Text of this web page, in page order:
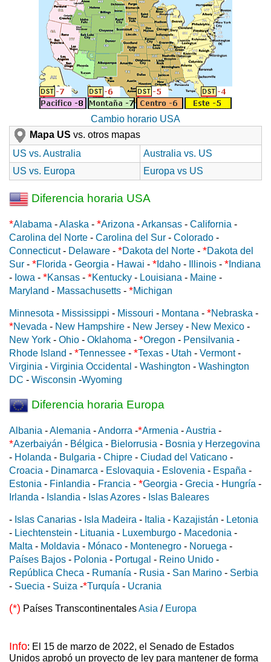
Cambio horario USA
Mapa US vs. otros mapas
US vs. Australia
Australia vs. US
US vs. Europa
Europa vs US
Diferencia horaria USA
*Alabama -Alaska - *Arizona -Arkansas - California -
Carolina del Norte - Carolina del Sur - Colorado -
Connecticut- Delaware - *Dakota del Norte - *Dakota del
Sur - *Florida - Georgia - Hawai - * Idaho - Illinois - * Indiana
- Iowa - *Kansas - *Kentucky - Louisiana - Maine -
Maryland - Massachusetts - *Michigan
Minnesota - Mississippi - Missouri - Montana - *Nebraska -
*Nevada - New Hampshire - New Jersey - New Mexico -
New York - Ohio - Oklahoma - *Oregon - Pensilvania -
Rhode Island - *Tennessee - *Texas - Utah - Vermont-
Virginia - Virginia Occidental - Washington - Washington
DC - Wisconsin -Wyoming
Diferencia horaria Europa
Albania -Alemania -Andorra -*Armenia -Austria -
*Azerbaiyán - Bélgica - Bielorrusia - Bosnia y Herzegovina
- Holanda - Bulgaria - Chipre - Ciudad del Vaticano -
Croacia - Dinamarca - Eslovaquia - Eslovenia - España -
Estonia - Finlandia - Francia - *Georgia - Grecia - Hungría -
Irlanda - Islandia - Islas Azores - Islas Baleares
- Islas Canarias - Isla Madeira - Italia - Kazajistán - Letonia
- Liechtenstein - Lituania - Luxemburgo - Macedonia -
Malta - Moldavia - Mónaco - Montenegro - Noruega -
Países Bajos - Polonia - Portugal - Reino Unido -
República Checa - Rumanía - Rusia - San Marino - Serbia
- Suecia - Suiza -*Turquía - Ucrania
(*) Países TranscontinentalesAsia / Europa
Info: El 15 de marzo de 2022, el Senado de Estados
Unidos aprobó un proyecto de ley para mantener de forma